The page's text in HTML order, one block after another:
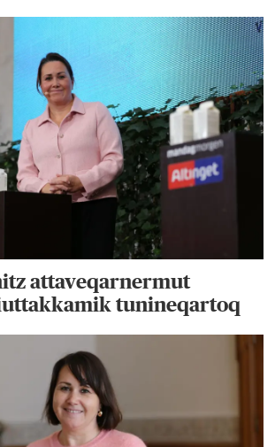
attaveqarnermut
tunineqartoq